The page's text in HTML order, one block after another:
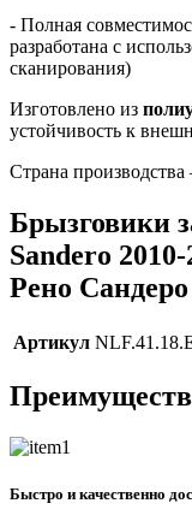
- Полная
разработана с
сканирования)
Изготовлено из
устойчивость к
Страна
Брызговики
Sandero
Рено Сандеро
Артикул
Быстро и качественно